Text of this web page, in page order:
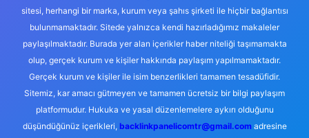
sitesi, herhangi bir marka, kurum veya şahıs şirketi ile hiçbir bağlantısı
bulunmamaktadır. Sitede yalnızca kendi hazırladığımız makaleler
paylaşılmaktadır. Burada yer alan içerikler haber niteliği taşımamakta
olup, gerçek kurum ve kişiler hakkında paylaşım yapılmamaktadır.
Gerçek kurum ve kişiler ile isim benzerlikleri tamamen tesadüfidir.
Sitemiz, kar amacı gütmeyen ve tamamen ücretsiz bir bilgi paylaşım
platformudur. Hukuka ve yasal düzenlemelere aykırı olduğunu
düşündüğünüz içerikleri, backlinkpanelicomtr@gmail.comadresine